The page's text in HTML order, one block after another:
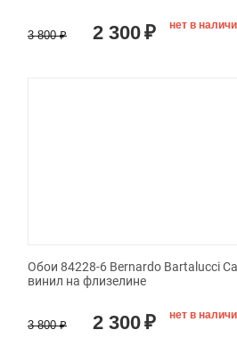
3 800 ₽ 2 300₽ нет в
Обои 84228-6 Bernardo Bartalucci
винил на флизелине
3 800 ₽ 2 300₽ нет в